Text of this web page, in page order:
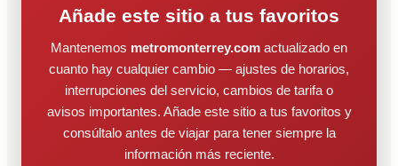
Añade este sitio a tus favoritos
Mantenemos metromonterrey.com actualizado en
cuanto hay cualquier cambio — ajustes de horarios,
interrupciones del servicio, cambios de tarifa o
avisos importantes. Añade este sitio a tus favoritos y
consúltalo antes de viajar para tener siempre la
información más reciente.